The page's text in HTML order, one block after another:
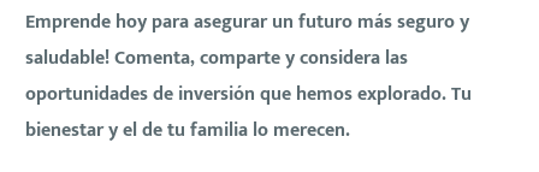
Emprende hoy para asegurar un futuro más seguro y
saludable! Comenta, comparte y considera las
oportunidades de inversión que hemos explorado. Tu
bienestar y el de tu familia lo merecen.